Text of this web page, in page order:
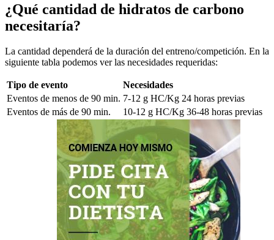
¿Qué cantidad de hidratos de carbono
necesitaría?
La cantidad dependerá de la duración del entreno/competición. En la
siguiente tabla podemos ver las necesidades requeridas:
Tipo de evento
Necesidades
Eventos de menos de 90 min. 7-12 g HC/Kg 24 horas previas
Eventos de más de 90 min.
10-12 g HC/Kg 36-48 horas previas